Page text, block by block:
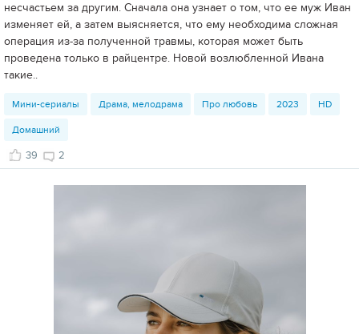
несчастьем за другим. Сначала она узнает о том, что ее муж Иван
изменяет ей, а затем выясняется, что ему необходима сложная
операция из-за полученной травмы, которая может быть
проведена только в райцентре. Новой возлюбленной Ивана
такие..
Мини-сериалы Драма, мелодрама Про любовь 2023 HD
Домашний
39 2